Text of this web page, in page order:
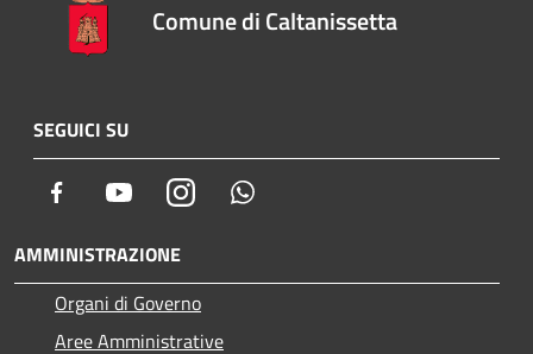
Comune di Caltanissetta
SEGUICI SU
Facebook YoutubeInstagram
AMMINISTRAZIONE
Organi di Governo
Aree Amministrative